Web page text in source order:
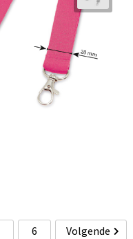
6 Volgende